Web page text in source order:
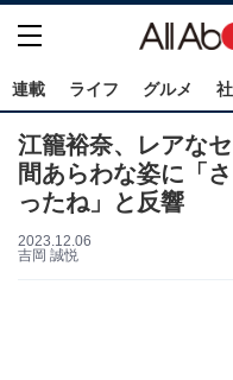
連載 ライフ グルメ
江籠裕奈、レアな
間あらわな姿に「
ったね」と反響
2023.12.06
吉岡 誠悦